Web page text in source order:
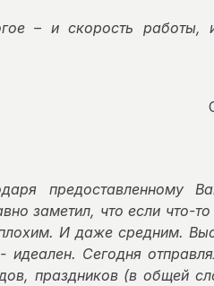
– и скорость работы,
предоставленному
заметил, что если что-
И даже средним.
Сегодня
праздников (в общей